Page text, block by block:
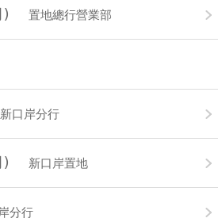
) 置地總行營業部
新口岸分行
) 新口岸置地
分行